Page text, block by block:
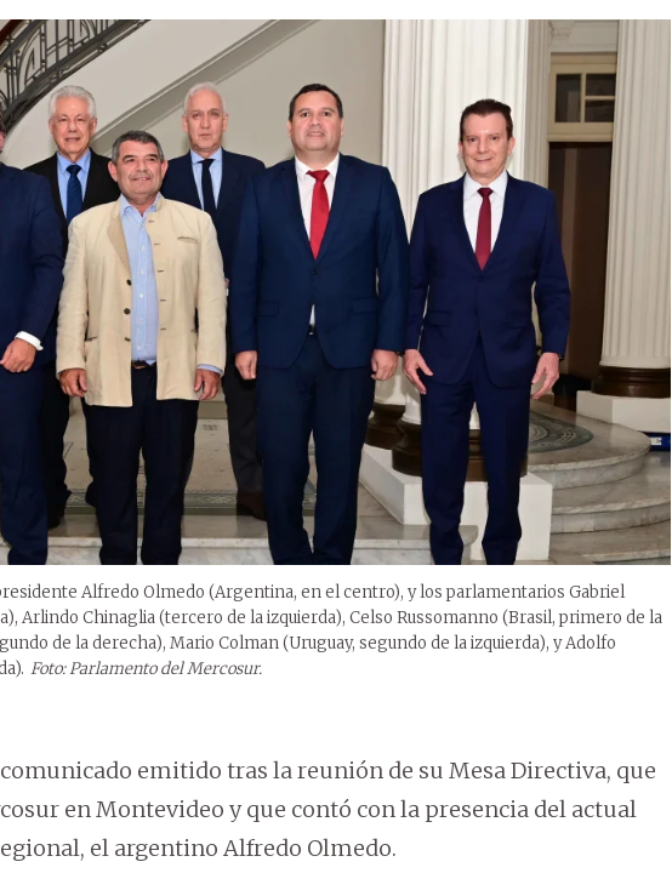
Alfredo Olmedo (Argentina, en el centro), y los parlamentarios Gabriel
Arlindo Chinaglia (tercero de la izquierda), Celso Russomanno (Brasil, primero de la
de la derecha), Mario Colman (Uruguay, segundo de la izquierda), y Adolfo
Foto: Parlamento del Mercosur.
emitido tras la reunión de su Mesa Directiva, que
en Montevideo y que contó con la presencia del actual
el argentino Alfredo Olmedo.